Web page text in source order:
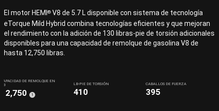
El motor HEMI® V8 de 5.7 L disponible con sistema de tecnología
eTorque Mild Hybrid combina tecnologías eficientes y que mejoran
el rendimiento con la adición de 130 libras-pie de torsión adicionales
disponibles para una capacidad de remolque de gasolina V8 de
hasta 12,750 libras.
CAPACIDAD DE REMOLQUE EN
LB
12,750
(
Disclosure
1 )
LB-PIE DE TORSIÓN
410
CABALLOS DE FUERZA
395